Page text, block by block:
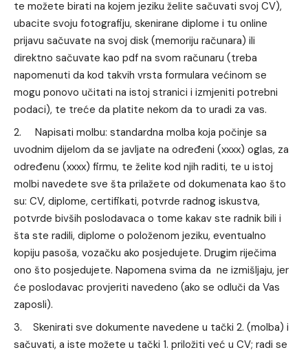
te možete birati na kojem jeziku želite sačuvati svoj CV),
ubacite svoju fotografiju, skenirane diplome i tu online
prijavu sačuvate na svoj disk (memoriju računara) ili
direktno sačuvate kao pdf na svom računaru (treba
napomenuti da kod takvih vrsta formulara većinom se
mogu ponovo učitati na istoj stranici i izmjeniti potrebni
podaci), te treće da platite nekom da to uradi za vas.
Napisati molbu: standardna molba koja počinje sa
uvodnim dijelom da se javljate na određeni (xxxx) oglas, za
određenu (xxxx) firmu, te želite kod njih raditi, te u istoj
molbi navedete sve šta prilažete od dokumenata kao što
su: CV, diplome, certifikati, potvrde radnog iskustva,
potvrde bivših poslodavaca o tome kakav ste radnik bili i
šta ste radili, diplome o položenom jeziku, eventualno
kopiju pasoša, vozačku ako posjedujete. Drugim riječima
ono što posjedujete. Napomena svima da ne izmišljaju, jer
će poslodavac provjeriti navedeno (ako se odluči da Vas
zaposli).
Skenirati sve dokumente navedene u tački 2. (molba) i
sačuvati, a iste možete u tački 1. priložiti već u CV; radi se